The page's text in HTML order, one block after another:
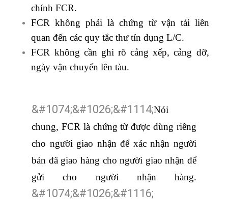
chính FCR.
FCR không phải là chứng từ vận tải liên
quan đến các quy tắc thư tín dụng L/C.
FCR không cần ghi rõ cảng xếp, cảng dỡ,
ngày vận chuyển lên tàu.
Nói
chung, FCR là chứng từ được dùng riêng
cho người giao nhận để xác nhận người
bán đã giao hàng cho người giao nhận để
gửi cho người nhận hàng.